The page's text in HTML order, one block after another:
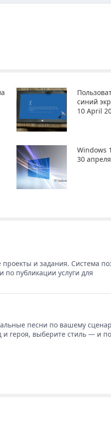
синий
10 April
Windows
30
и задания. Система
по публикации услуги для
песни по вашему
героя, выберите стиль — и